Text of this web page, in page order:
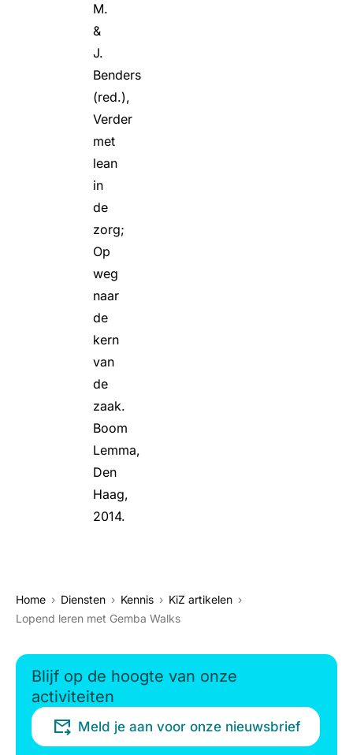
M.
&
J.
Benders
(red.),
Verder
met
lean
in
de
zorg;
Op
weg
naar
de
kern
van
de
zaak.
Boom
Lemma,
Den
Haag,
2014.
Home Diensten Kennis
KiZ artikelen
Lopend leren met Gemba Walks
Blijf op de hoogte van onze
activiteiten
Meld je aan voor onze nieuwsbrief